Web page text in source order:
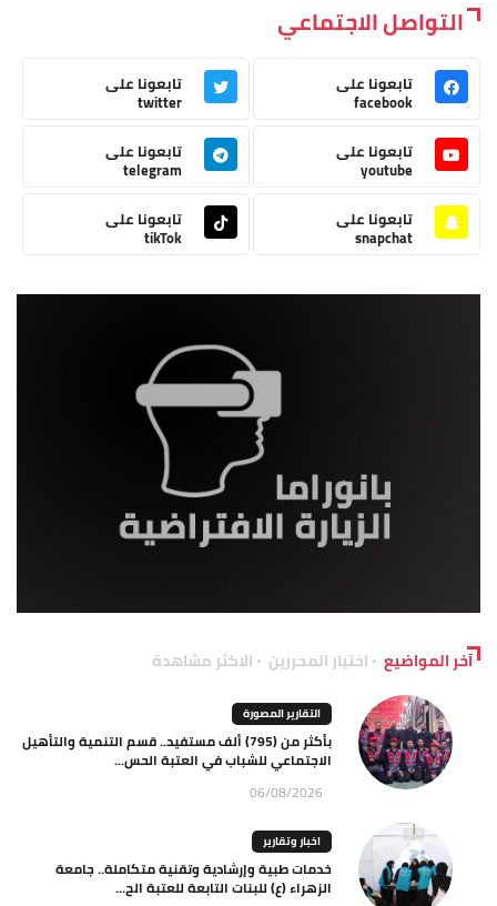
التواصل الاجتماعي
تابعونا على
facebook
تابعونا على
twitter
تابعونا على
youtube
تابعونا على
telegram
تابعونا على
snapchat
تابعونا على
tikTok
آخر المواضيع اختيار المحررين الاكثر مشاهدة
التقارير المصورة
بأكثر من (795) ألف مستفيد.. قسم التنمية والتأهيل
الاجتماعي للشباب في العتبة الحس...
06/08/2026
اخبار وتقارير
خدمات طبية وإرشادية وتقنية متكاملة.. جامعة
الزهراء (ع) للبنات التابعة للعتبة الح...